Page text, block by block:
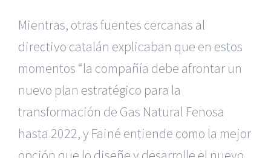
Mientras, otras fuentes cercanas al
directivo catalán explicaban que en estos
momentos “la compañía debe afrontar un
nuevo plan estratégico para la
transformación de Gas Natural Fenosa
hasta 2022, y Fainé entiende como la mejor